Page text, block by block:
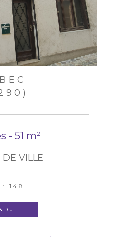
- 51 m²
DE VILLE
: 148